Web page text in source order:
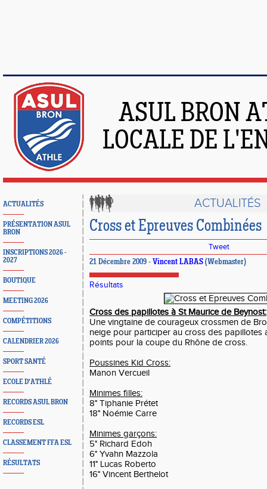
ASUL BRON
LOCALE DE
ACTUALITÉS
PRÉSENTATION ASUL
BRON
INSCRIPTIONS 2026 -
2027
BOUTIQUE
MEETING 2026
COMPÉTITIONS
CALENDRIER 2026
SPORT SANTÉ
ECOLE D'ATHLÉ
RECORDS ASUL BRON
RECORDS ESL
CLASSEMENT FFA ESL
RÉSULTATS
ACTUALITÉS
Cross et Epreuves Combinées
Tweet
21 Décembre 2009 - Vincent LABAS (Webmaster)
Résultats
Cross des papillotes à St Maurice de Beynost:
Une vingtaine de courageux crossmen de
neige pour participer au cross des papillotes
points pour la coupe du Rhône de cross.
Poussines Kid Cross:
Manon Vercueil
Minimes filles:
8° Tiphanie Prétet
18° Noémie Carre
Minimes garçons:
5° Richard Edoh
6° Yvahn Mazzola
11° Lucas Roberto
16° Vincent Berthelot